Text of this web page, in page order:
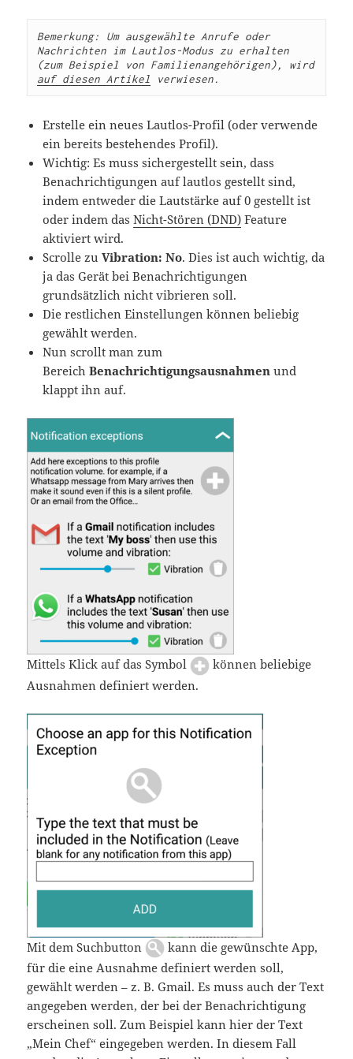
Bemerkung: Um ausgewählte Anrufe oder
Nachrichten im Lautlos-Modus zu erhalten
(zum Beispiel von Familienangehörigen), wird
auf diesen Artikel verwiesen.
Erstelle ein neues Lautlos-Profil (oder verwende
ein bereits bestehendes Profil).
Wichtig: Es muss sichergestellt sein, dass
Benachrichtigungen auf lautlos gestellt sind,
indem entweder die Lautstärke auf 0 gestellt ist
oder indem dasNicht-Stören (DND) Feature
aktiviert wird.
Scrolle zuVibration: No. Dies ist auch wichtig, da
ja das Gerät bei Benachrichtigungen
grundsätzlich nicht vibrieren soll.
Die restlichen Einstellungen können beliebig
gewählt werden.
Nun scrollt man zum
BereichBenachrichtigungsausnahmen und
klappt ihn auf.
Mittels Klick auf das Symbol
können beliebige
Ausnahmen definiert werden.
Mit dem Suchbutton
kann die gewünschte App,
für die eine Ausnahme definiert werden soll,
gewählt werden – z. B. Gmail. Es muss auch der Text
angegeben werden, der bei der Benachrichtigung
erscheinen soll. Zum Beispiel kann hier der Text
„Mein Chef“ eingegeben werden. In diesem Fall